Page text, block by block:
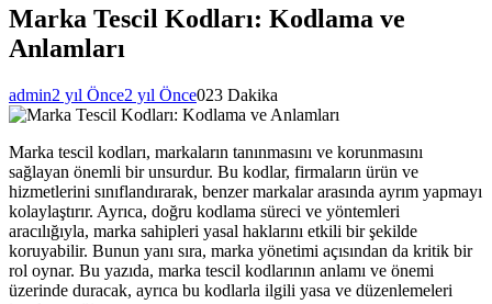
Marka Tescil Kodları: Kodlama ve
Anlamları
admin2 yıl Önce2 yıl Önce023 Dakika
Marka tescil kodları, markaların tanınmasını ve korunmasını
sağlayan önemli bir unsurdur. Bu kodlar, firmaların ürün ve
hizmetlerini sınıflandırarak, benzer markalar arasında ayrım yapmayı
kolaylaştırır. Ayrıca, doğru kodlama süreci ve yöntemleri
aracılığıyla, marka sahipleri yasal haklarını etkili bir şekilde
koruyabilir. Bunun yanı sıra, marka yönetimi açısından da kritik bir
rol oynar. Bu yazıda, marka tescil kodlarının anlamı ve önemi
üzerinde duracak, ayrıca bu kodlarla ilgili yasa ve düzenlemeleri